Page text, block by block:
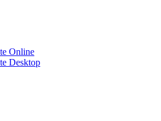
Online
Desktop